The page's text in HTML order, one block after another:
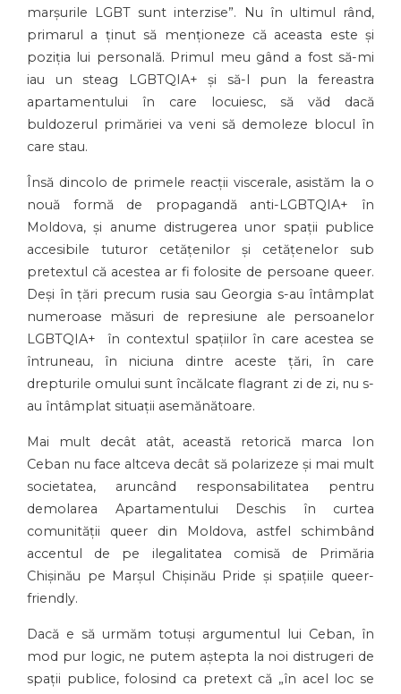
marșurile LGBT sunt interzise”. Nu în ultimul rând,
primarul a ținut să menționeze că aceasta este și
poziția lui personală. Primul meu gând a fost să-mi
iau un steag LGBTQIA+ și să-l pun la fereastra
apartamentului în care locuiesc, să văd dacă
buldozerul primăriei va veni să demoleze blocul în
care stau.
Însă dincolo de primele reacții viscerale, asistăm la o
nouă formă de propagandă anti-LGBTQIA+ în
Moldova, și anume distrugerea unor spații publice
accesibile tuturor cetățenilor și cetățenelor sub
pretextul că acestea ar fi folosite de persoane queer.
Deși în țări precum rusia sau Georgia s-au întâmplat
numeroase măsuri de represiune ale persoanelor
LGBTQIA+ în contextul spațiilor în care acestea se
întruneau, în niciuna dintre aceste țări, în care
drepturile omului sunt încălcate flagrant zi de zi, nu s-
au întâmplat situații asemănătoare.
Mai mult decât atât, această retorică marca Ion
Ceban nu face altceva decât să polarizeze și mai mult
societatea, aruncând responsabilitatea pentru
demolarea Apartamentului Deschis în curtea
comunității queer din Moldova, astfel schimbând
accentul de pe ilegalitatea comisă de Primăria
Chișinău pe Marșul Chișinău Pride și spațiile queer-
friendly.
Dacă e să urmăm totuși argumentul lui Ceban, în
mod pur logic, ne putem aștepta la noi distrugeri de
spații publice, folosind ca pretext că „în acel loc se